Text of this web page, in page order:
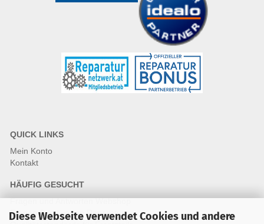
Diese Webseite verwendet Cookies und andere
QUICK LINKS
Mein Konto
Kontakt
HÄUFIG GESUCHT
Fragen und Antworten Webshop
Fragen & Antworten Reparatur